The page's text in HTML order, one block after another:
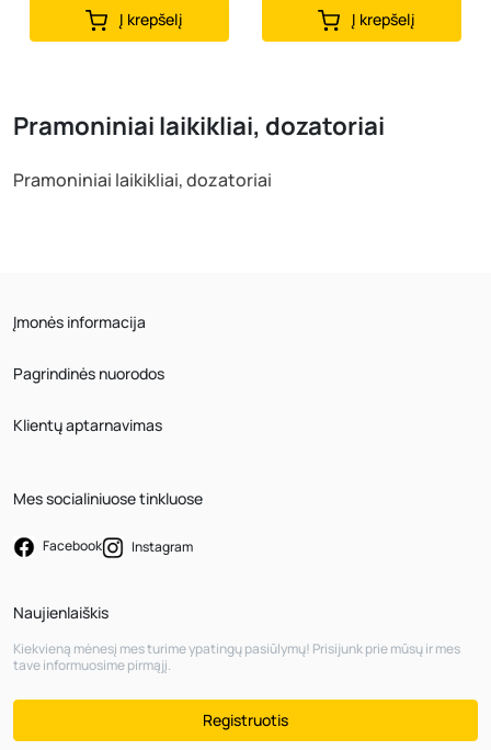
Į krepšelį Į krepšelį
Pramoniniai laikikliai, dozatoriai
Pramoniniai laikikliai, dozatoriai
Įmonės informacija
Pagrindinės nuorodos
Klientų aptarnavimas
Mes socialiniuose tinkluose
Facebook Instagram
Naujienlaiškis
Kiekvieną mėnesį mes turime ypatingų pasiūlymų! Prisijunk prie mūsų ir mes
tave informuosime pirmąjį.
Registruotis